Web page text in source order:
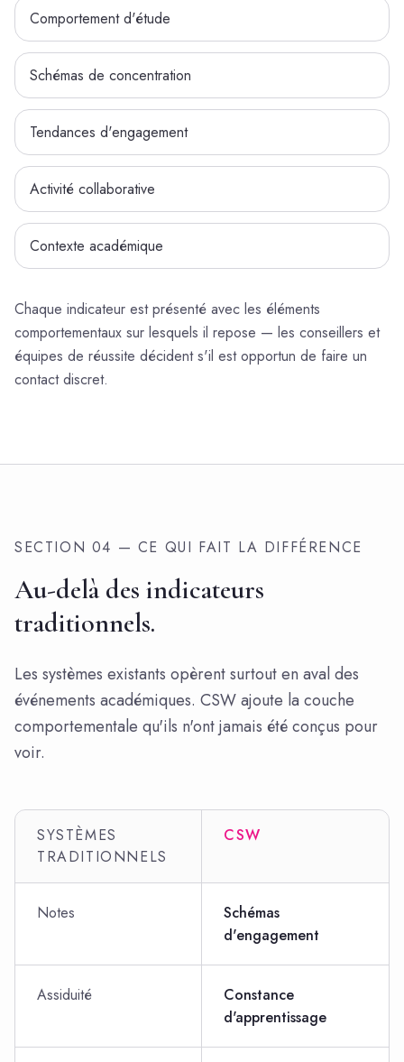
Comportement d'étude
Schémas de concentration
Tendances d'engagement
Activité collaborative
Contexte académique
Chaque indicateur est présenté avec les éléments
comportementaux sur lesquels il repose — les conseillers et
équipes de réussite décident s'il est opportun de faire un
contact discret.
SECTION 04 — CE QUI FAIT LA DIFFÉRENCE
Au-delà des indicateurs
traditionnels.
Les systèmes existants opèrent surtout en aval des
événements académiques. CSW ajoute la couche
comportementale qu'ils n'ont jamais été conçus pour
voir.
SYSTÈMES
TRADITIONNELS
CSW
Notes
Schémas
d'engagement
Assiduité
Constance
d'apprentissage